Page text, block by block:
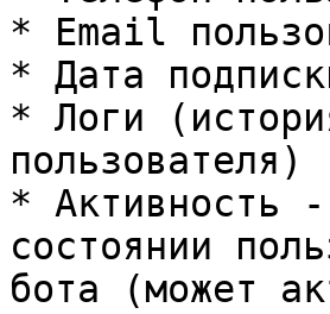
* Email
* Дата
* Логи
пользователя)
* Активность
состоянии
бота (может